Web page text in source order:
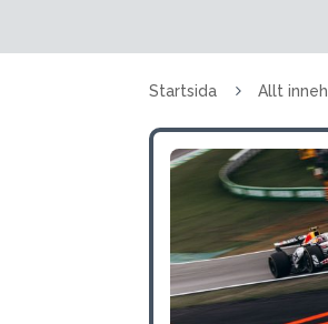
Startsida 5 Allt